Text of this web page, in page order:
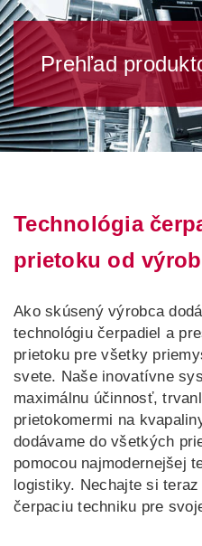
Prehľad
Technológia
prietoku od
Ako skúsený výrobca
technológiu čerpadiel a
prietoku pre všetky
svete. Naše inovatívne
maximálnu účinnosť,
prietokomermi na
dodávame do všetkých
pomocou najmodernejšej
logistiky. Nechajte si
čerpaciu techniku pre